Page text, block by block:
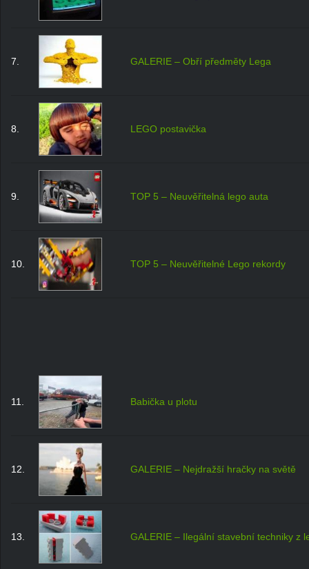
7. GALERIE – Obří předměty Lega
8. LEGO postavička
9. TOP 5 – Neuvěřitelná lego auta
10. TOP 5 – Neuvěřitelné Lego rekordy
11. Babička u plotu
12. GALERIE – Nejdražší hračky na světě
13. GALERIE – Ilegální stavební techniky z